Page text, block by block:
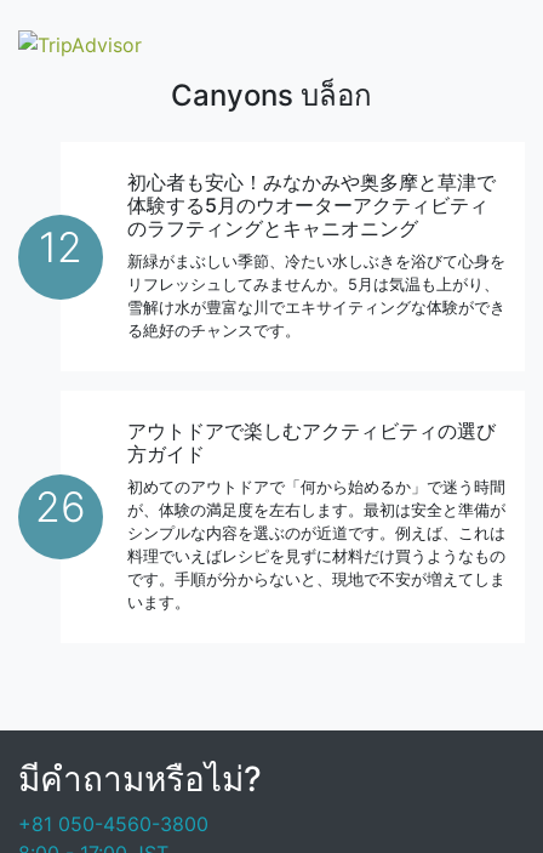
Canyons บล็อก
12
初心者も安心！みなかみや奥多摩と草津で
体験する5月のウオーターアクティビティ
のラフティングとキャニオニング
新緑がまぶしい季節、冷たい水しぶきを浴びて心身を
リフレッシュしてみませんか。5月は気温も上がり、
雪解け水が豊富な川でエキサイティングな体験ができ
る絶好のチャンスです。
26
アウトドアで楽しむアクティビティの選び
方ガイド
初めてのアウトドアで「何から始めるか」で迷う時間
が、体験の満足度を左右します。最初は安全と準備が
シンプルな内容を選ぶのが近道です。例えば、これは
料理でいえばレシピを見ずに材料だけ買うようなもの
です。手順が分からないと、現地で不安が増えてしま
います。
มีคำถามหรือไม่?
+81 050-4560-3800